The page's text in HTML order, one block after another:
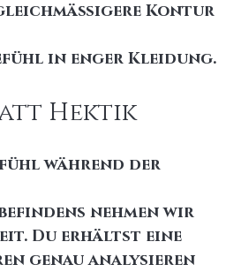
Kontur
in enger Kleidung.
Hektik
während der
nehmen wir
Du erhältst eine
genau analysieren